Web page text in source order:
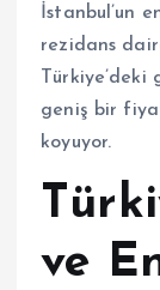
İstanbul’un
rezidans
Türkiye’deki
geniş bir
koyuyor.
ve